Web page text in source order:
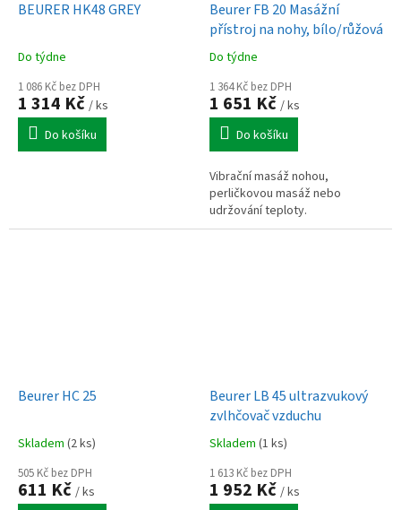
BEURER HK48 GREY
Do týdne
1 086 Kč bez DPH
1 314 Kč / ks
Do košíku
Beurer FB 20 Masážní
přístroj na nohy, bílo/růžová
Do týdne
1 364 Kč bez DPH
1 651 Kč / ks
Do košíku
Vibrační masáž nohou,
perličkovou masáž nebo
udržování teploty.
Beurer HC 25
Skladem (2 ks)
505 Kč bez DPH
611 Kč / ks
Beurer LB 45 ultrazvukový
zvlhčovač vzduchu
Skladem (1 ks)
1 613 Kč bez DPH
1 952 Kč / ks